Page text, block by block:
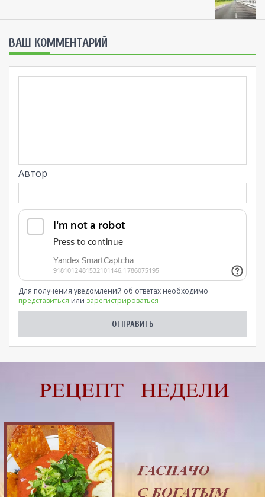
ВАШ КОММЕНТАРИЙ
Автор
Для получения уведомлений об ответах необходимо
представиться или зарегистрироваться